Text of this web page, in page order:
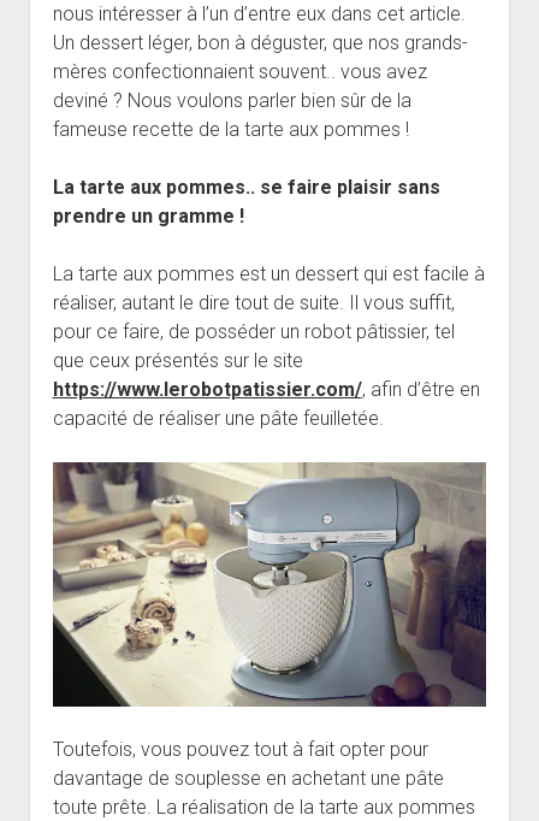
nous intéresser à l’un d’entre eux dans cet article.
Un dessert léger, bon à déguster, que nos grands-
mères confectionnaient souvent.. vous avez
deviné ? Nous voulons parler bien sûr de la
fameuse recette de la tarte aux pommes !
La tarte aux pommes.. se faire plaisir sans
prendre un gramme !
La tarte aux pommes est un dessert qui est facile à
réaliser, autant le dire tout de suite. Il vous suffit,
pour ce faire, de posséder un robot pâtissier, tel
que ceux présentés sur le site
https://www.lerobotpatissier.com/, afin d’être en
capacité de réaliser une pâte feuilletée.
Toutefois, vous pouvez tout à fait opter pour
davantage de souplesse en achetant une pâte
toute prête. La réalisation de la tarte aux pommes